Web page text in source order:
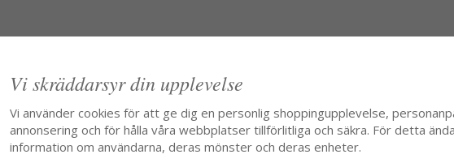
Vi skräddarsyr din upplevelse
Vi använder cookies för att ge dig en personlig shoppingupplevelse,
annonsering och för hålla våra webbplatser tillförlitliga och säkra. För detta
information om användarna, deras mönster och deras enheter.